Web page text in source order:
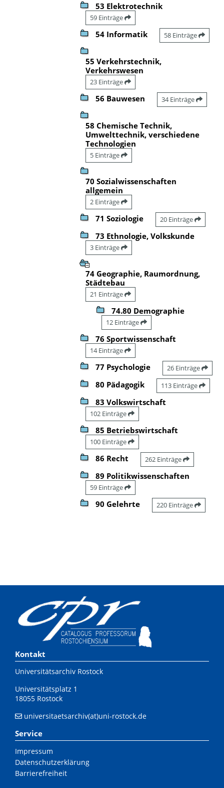
53 Elektrotechnik
59 Einträge
54 Informatik 58 Einträge
55 Verkehrstechnik,
Verkehrswesen
23 Einträge
56 Bauwesen 34 Einträge
58 Chemische Technik,
Umwelttechnik, verschiedene
Technologien
5 Einträge
70 Sozialwissenschaften
allgemein
2 Einträge
71 Soziologie 20 Einträge
73 Ethnologie, Volkskunde
3 Einträge
74 Geographie, Raumordnung,
Städtebau
21 Einträge
74.80 Demographie
12 Einträge
76 Sportwissenschaft
14 Einträge
77 Psychologie 26 Einträge
80 Pädagogik 113 Einträge
83 Volkswirtschaft
102 Einträge
85 Betriebswirtschaft
100 Einträge
86 Recht 262 Einträge
89 Politikwissenschaften
59 Einträge
90 Gelehrte 220 Einträge
Kontakt
Universitätsarchiv Rostock
Universitätsplatz 1
18055 Rostock
universitaetsarchiv(at)uni-rostock.de
Service
Impressum
Datenschutzerklärung
Barrierefreiheit